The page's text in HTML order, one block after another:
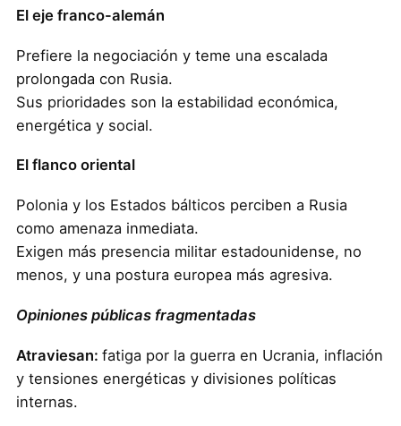
El eje franco-alemán
Prefiere la negociación y teme una escalada
prolongada con Rusia.
Sus prioridades son la estabilidad económica,
energética y social.
El flanco oriental
Polonia y los Estados bálticos perciben a Rusia
como amenaza inmediata.
Exigen más presencia militar estadounidense, no
menos, y una postura europea más agresiva.
Opiniones públicas fragmentadas
Atraviesan: fatiga por la guerra en Ucrania, inflación
y tensiones energéticas y divisiones políticas
internas.